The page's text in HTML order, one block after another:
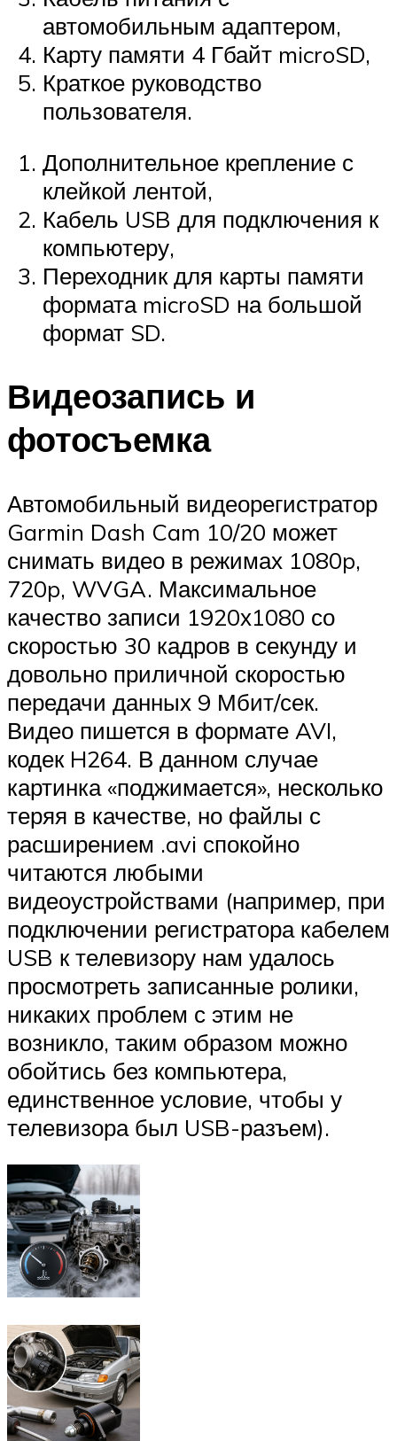
автомобильным адаптером,
Карту памяти 4 Гбайт microSD,
Краткое руководство
пользователя.
Дополнительное крепление с
клейкой лентой,
Кабель USB для подключения к
компьютеру,
Переходник для карты памяти
формата microSD на большой
формат SD.
Видеозапись и
фотосъемка
Автомобильный видеорегистратор
Garmin Dash Cam 10/20 может
снимать видео в режимах 1080p,
720p, WVGA. Максимальное
качество записи 1920х1080 со
скоростью 30 кадров в секунду и
довольно приличной скоростью
передачи данных 9 Мбит/сек.
Видео пишется в формате AVI,
кодек H264. В данном случае
картинка «поджимается», несколько
теряя в качестве, но файлы с
расширением .avi спокойно
читаются любыми
видеоустройствами (например, при
подключении регистратора кабелем
USB к телевизору нам удалось
просмотреть записанные ролики,
никаких проблем с этим не
возникло, таким образом можно
обойтись без компьютера,
единственное условие, чтобы у
телевизора был USB-разъем).